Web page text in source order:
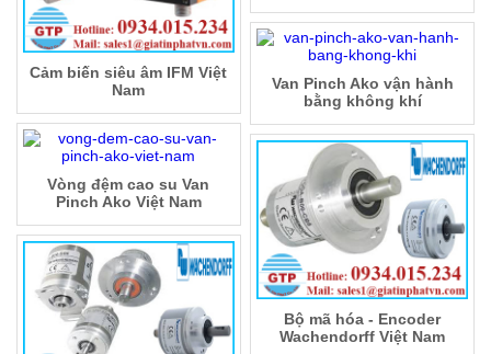
Cảm biến siêu âm IFM Việt
Nam
Van Pinch Ako vận hành
bằng không khí
Vòng đệm cao su Van
Pinch Ako Việt Nam
Bộ mã hóa - Encoder
Wachendorff Việt Nam